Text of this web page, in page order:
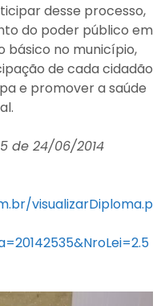
desse processo,
do poder público em
básico no município,
de cada cidadão
e promover a saúde
de 24/06/2014
visualizarDiploma.p